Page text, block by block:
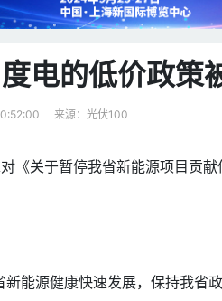
电的低价政策
来源：光伏100
《关于暂停我省新能源项目贡
能源健康快速发展，保持我省